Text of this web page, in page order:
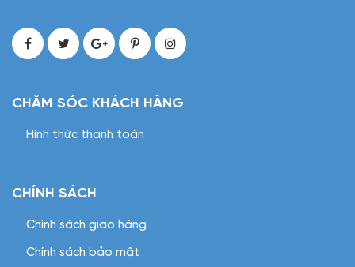
CHĂM SÓC KHÁCH HÀNG
Hình thức thanh toán
CHÍNH SÁCH
Chính sách giao hàng
Chính sách bảo mật